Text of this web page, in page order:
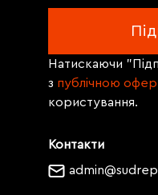
Контакти
Натискаючи
з публічною
користування.